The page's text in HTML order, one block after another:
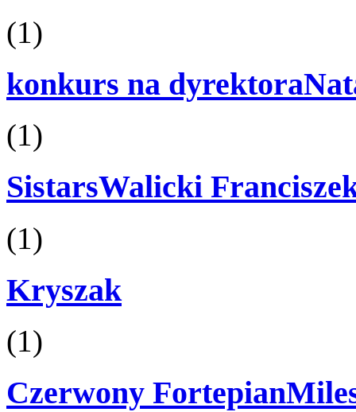
(1)
konkurs na
(1)
SistarsWalicki
(1)
Kryszak
(1)
Czerwony